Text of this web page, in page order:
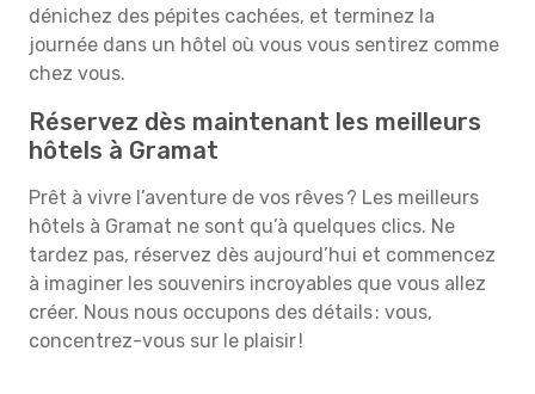
dénichez des pépites cachées, et terminez la
journée dans un hôtel où vous vous sentirez comme
chez vous.
Réservez dès maintenant les meilleurs
hôtels à Gramat
Prêt à vivre l’aventure de vos rêves ? Les meilleurs
hôtels à Gramat ne sont qu’à quelques clics. Ne
tardez pas, réservez dès aujourd’hui et commencez
à imaginer les souvenirs incroyables que vous allez
créer. Nous nous occupons des détails : vous,
concentrez-vous sur le plaisir !